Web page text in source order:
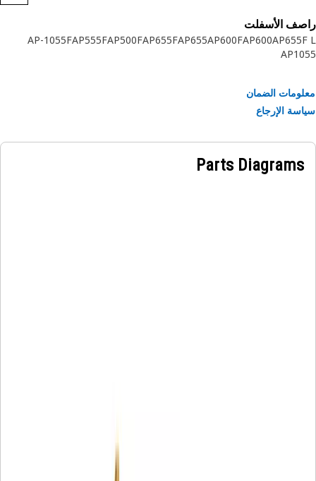
الأسفلت
AP600
AP600F
AP655
AP655F
AP500F
AP555F
AP-1055F
الضمان
الإرجاع
Parts Diagrams